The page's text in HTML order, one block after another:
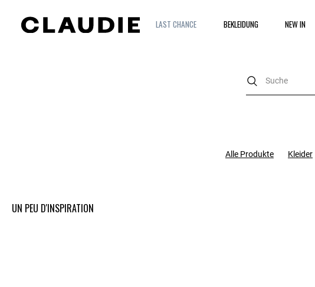
LAST CHANCE BEKLEIDUNG NEW IN
Alle Produkte Kleider
UN PEU D'INSPIRATION